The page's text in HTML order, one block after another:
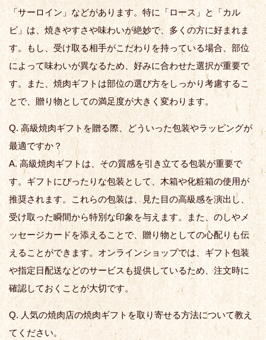
「サーロイン」などがあります。特に「ロース」と「カル
ビ」は、焼きやすさや味わいが絶妙で、多くの方に好まれま
す。もし、受け取る相手がこだわりを持っている場合、部位
によって味わいが異なるため、好みに合わせた選択が重要で
す。また、焼肉ギフトは部位の選び方をしっかり考慮するこ
とで、贈り物としての満足度が大きく変わります。
Q. 高級焼肉ギフトを贈る際、どういった包装やラッピングが
最適ですか？
A. 高級焼肉ギフトは、その質感を引き立てる包装が重要で
す。ギフトにぴったりな包装として、木箱や化粧箱の使用が
推奨されます。これらの包装は、見た目の高級感を演出し、
受け取った瞬間から特別な印象を与えます。また、のしやメ
ッセージカードを添えることで、贈り物としての心配りも伝
えることができます。オンラインショップでは、ギフト包装
や指定日配送などのサービスも提供しているため、注文時に
確認しておくことが大切です。
Q. 人気の焼肉店の焼肉ギフトを取り寄せる方法について教え
てください。